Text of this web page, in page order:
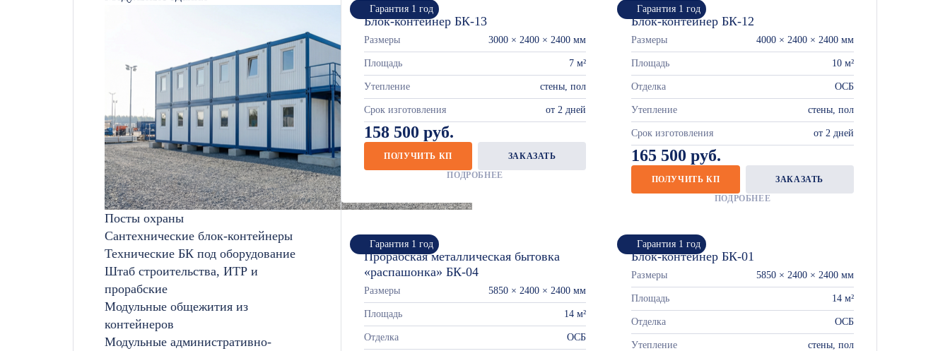
Посты охраны
Сантехнические блок-контейнеры
Технические БК под оборудование
Штаб строительства, ИТР и
прорабские
Модульные общежития из
контейнеров
Модульные административно-
Гарантия 1 год
Блок-контейнер БК-13
Размеры 3000 × 2400 × 2400 мм
Площадь 7 м²
Утепление стены, пол
Срок изготовления от 2 дней
158 500 руб.
ПОЛУЧИТЬ КП
ЗАКАЗАТЬ
ПОДРОБНЕЕ
Гарантия 1 год
Блок-контейнер БК-12
Размеры 4000 × 2400 × 2400 мм
Площадь 10 м²
Отделка ОСБ
Утепление стены, пол
Срок изготовления от 2 дней
165 500 руб.
ПОЛУЧИТЬ КП
ЗАКАЗАТЬ
ПОДРОБНЕЕ
Гарантия 1 год
Прорабская металлическая бытовка
«распашонка» БК-04
Размеры 5850 × 2400 × 2400 мм
Площадь 14 м²
Отделка ОСБ
Гарантия 1 год
Блок-контейнер БК-01
Размеры 5850 × 2400 × 2400 мм
Площадь 14 м²
Отделка ОСБ
Утепление стены, пол